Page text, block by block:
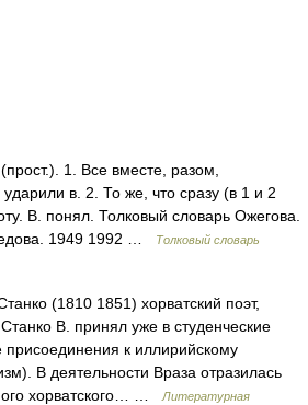
1. Все вместе, разом,
в. 2. То же, что сразу (в 1 и 2
В. понял. Толковый словарь Ожегова.
1949 1992 …
Толковый словарь
(1810 1851) хорватский поэт,
В. принял уже в студенческие
присоединения к иллирийскому
В деятельности Враза отразилась
хорватского… …
Литературная